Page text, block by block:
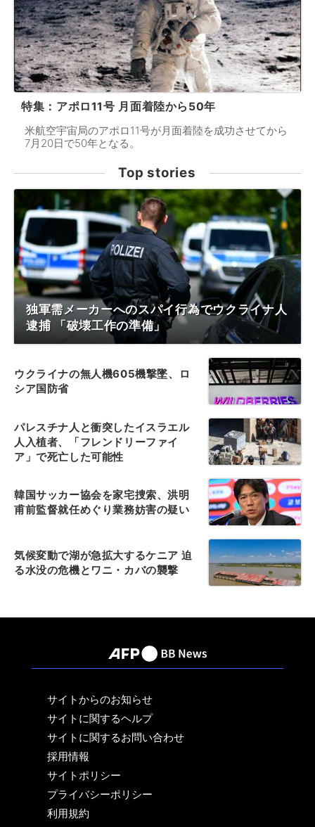
特集：アポロ11号 月面着陸から50年
米航空宇宙局のアポロ11号が月面着陸を成功させてから
7月20日で50年となる。
Top stories
独軍需メーカーへのスパイ行為でウクライナ人
逮捕 「破壊工作の準備」
ウクライナの無人機605機撃墜、ロ
シア国防省
パレスチナ人と衝突したイスラエル
人入植者、「フレンドリーファイ
ア」で死亡した可能性
韓国サッカー協会を家宅捜索、洪明
甫前監督就任めぐり業務妨害の疑い
気候変動で湖が急拡大するケニア 迫
る水没の危機とワニ・カバの襲撃
サイトからのお知らせ
サイトに関するヘルプ
サイトに関するお問い合わせ
採用情報
サイトポリシー
プライバシーポリシー
利用規約